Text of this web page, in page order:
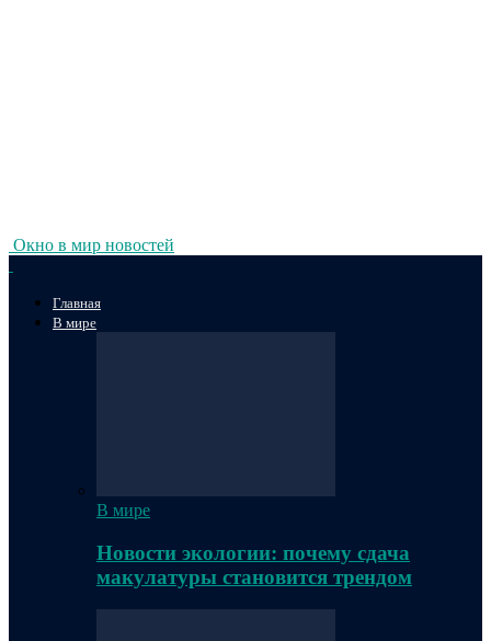
Окно в мир новостей
Главная
В мире
В мире
Новости экологии: почему сдача
макулатуры становится трендом